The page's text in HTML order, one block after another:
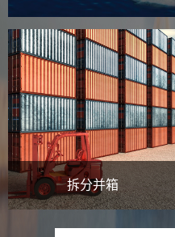
拆分并箱